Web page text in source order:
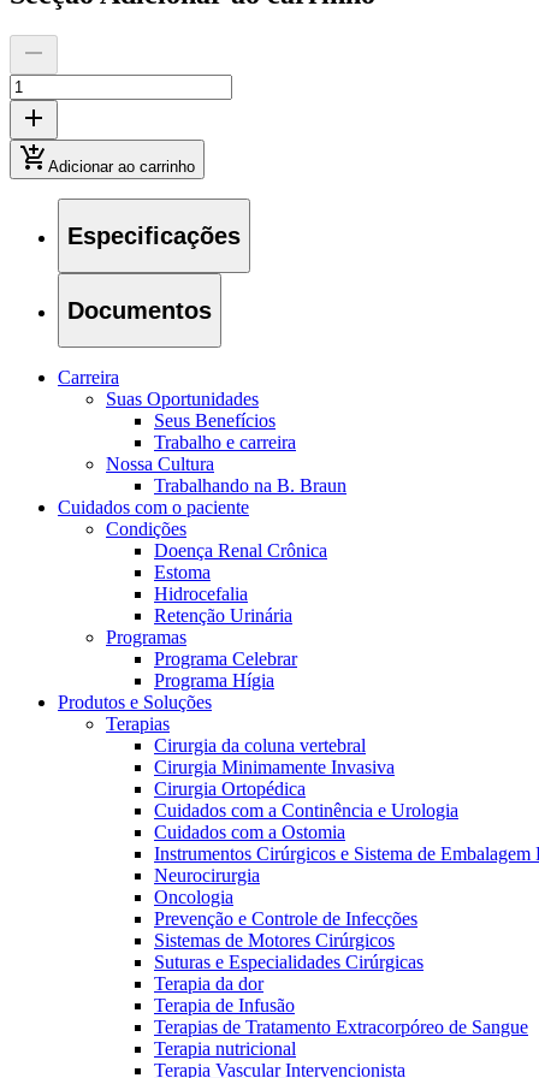
Catálogo de Produtos
Encontre o produto que está procurando. ​Visite o catálogo de
Programa Celebrar
O Programa Celebrar é o Programa de Suporte ao Paciente
Encontre uma vaga
Descubra suas oportunidades de ​carreira na B. Braun.
Innovation Hub
Vamos impulsionar a inovação em ​tecnologia médica juntos.
Adicionar ao carrinho
Especificações
Documentos
Carreira
Suas Oportunidades
Seus Benefícios
Trabalho e carreira
Nossa Cultura
Trabalhando na B. Braun
Cuidados com o paciente
Condições
Doença Renal Crônica
Estoma
Hidrocefalia
Retenção Urinária
Programas
Programa Celebrar
Programa Hígia
Produtos e Soluções
Terapias
Cirurgia da coluna vertebral
Cirurgia Minimamente Invasiva
Cirurgia Ortopédica
Cuidados com a Continência e Urologia
Cuidados com a Ostomia
Instrumentos Cirúrgicos e Sistema de Embalagem
Neurocirurgia
Oncologia
Prevenção e Controle de Infecções
Sistemas de Motores Cirúrgicos
Suturas e Especialidades Cirúrgicas
Terapia da dor
Terapia de Infusão
Terapias de Tratamento Extracorpóreo de Sangue
Terapia nutricional
Terapia Vascular Intervencionista